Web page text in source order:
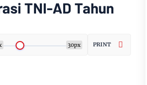
TNI-AD Tahun
30px PRINT